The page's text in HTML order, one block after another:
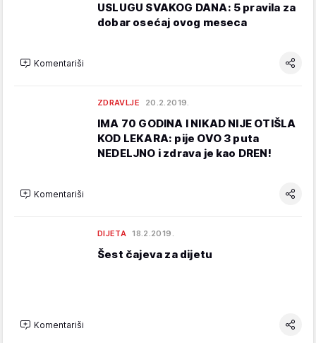
USLUGU SVAKOG DANA: 5 pravila za
dobar osećaj ovog meseca
Komentariši
ZDRAVLJE 20.2.2019.
IMA 70 GODINA I NIKAD NIJE OTIŠLA
KOD LEKARA: pije OVO 3 puta
NEDELJNO i zdrava je kao DREN!
Komentariši
DIJETA 18.2.2019.
Šest čajeva za dijetu
Komentariši